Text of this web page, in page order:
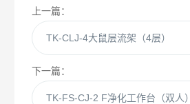
上一篇：
TK-CLJ-4大鼠层流架（4层）
下一篇：
TK-FS-CJ-2 F净化工作台（双人）